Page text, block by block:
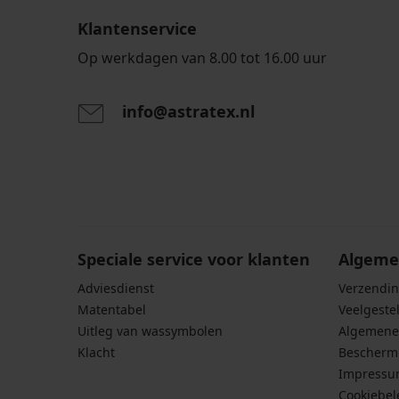
Klantenservice
Op werkdagen van 8.00 tot 16.00 uur
info@astratex.nl
Speciale service voor klanten
Adviesdienst
Matentabel
Uitleg van wassymbolen
Klacht